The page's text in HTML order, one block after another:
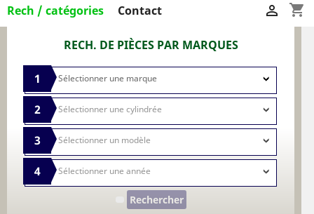
Rech / catégories Contact shopping_cart

RECH. DE PIÈCES PAR MARQUES
1
2
3
4
Rechercher